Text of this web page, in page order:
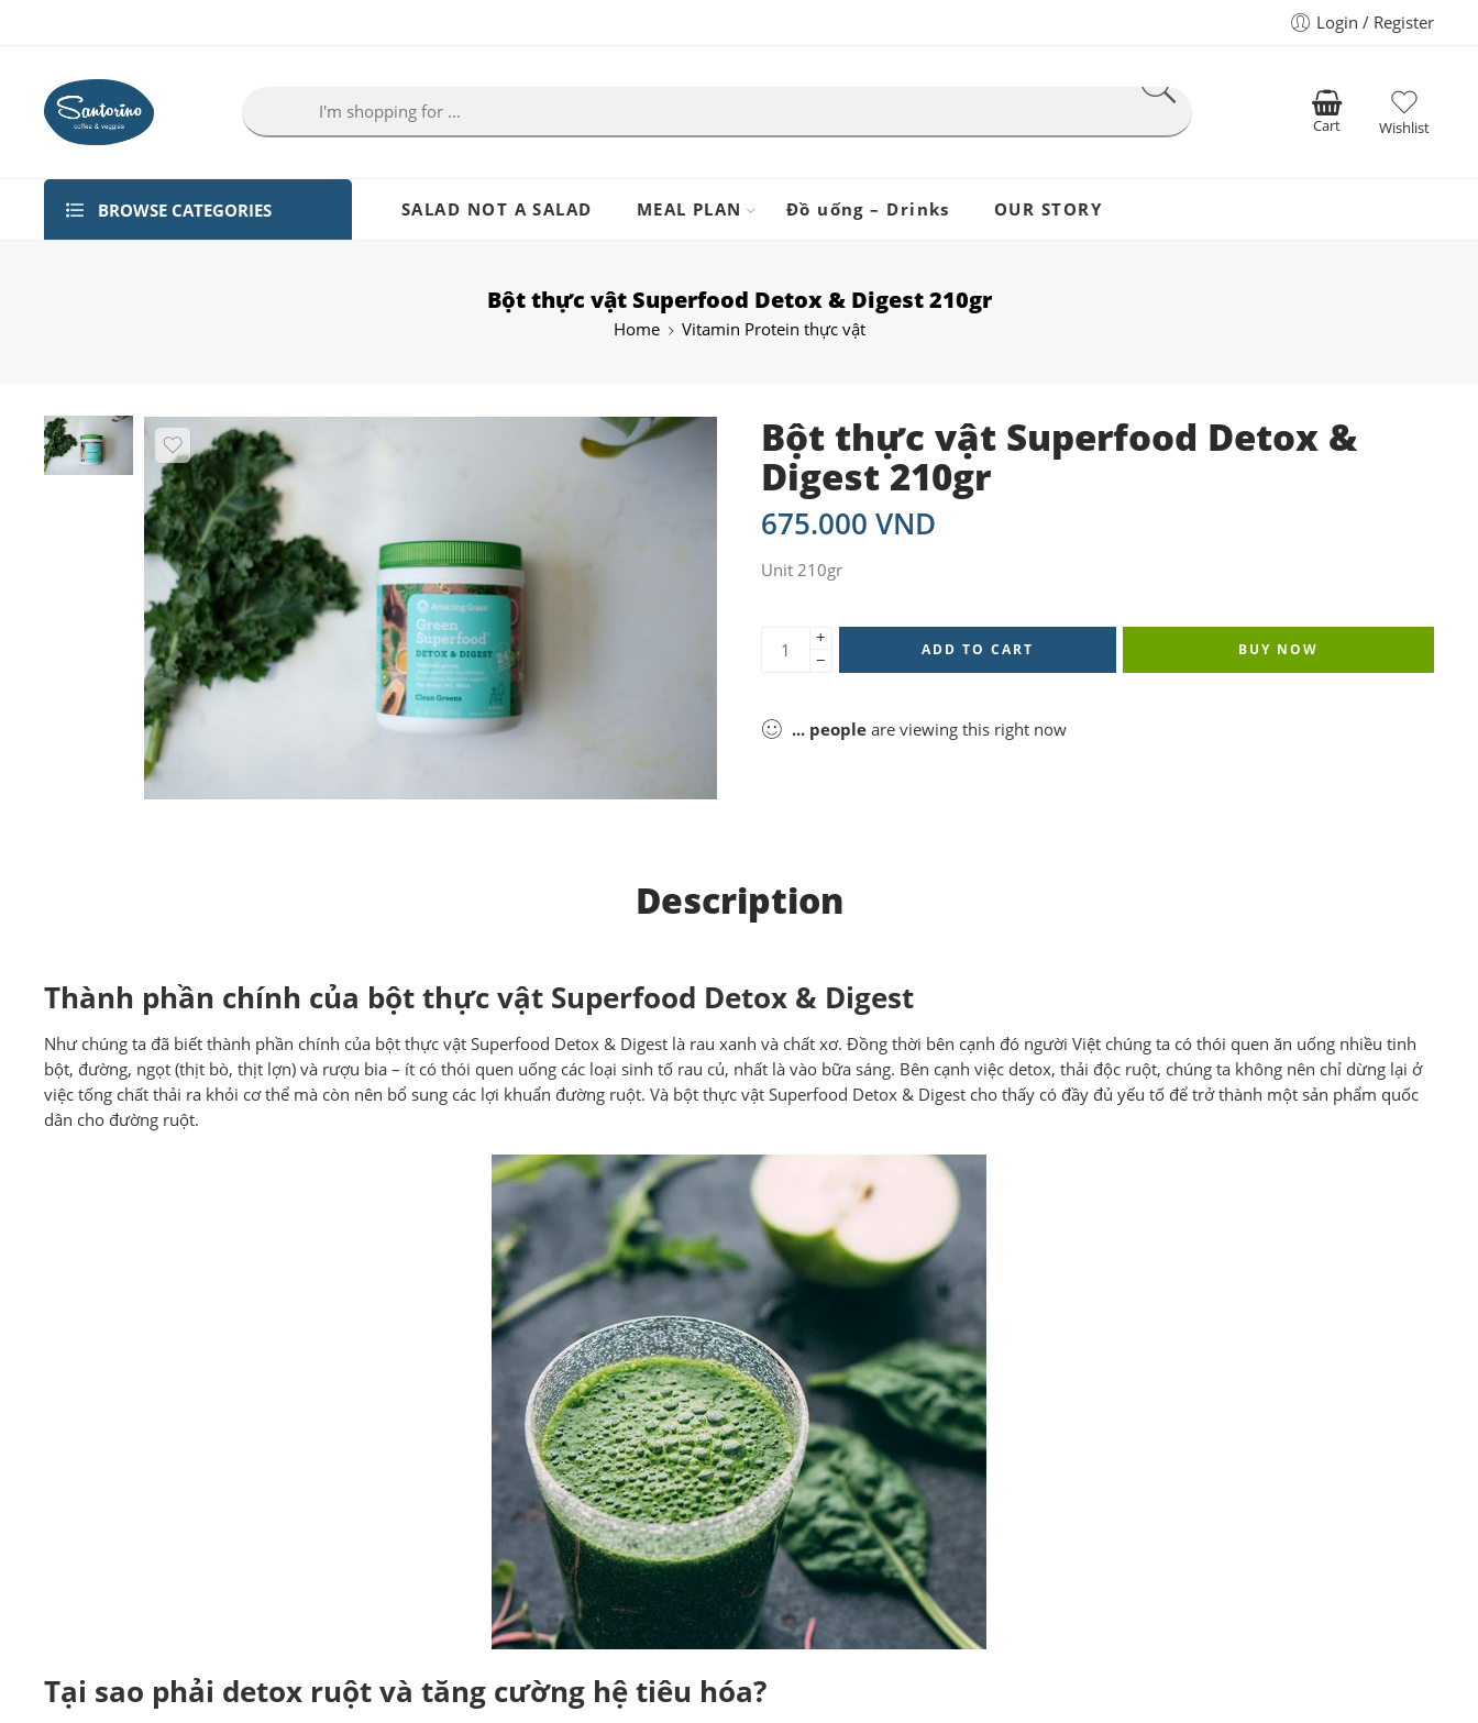
Login / Register
Cart Wishlist
BROWSE CATEGORIES SALAD NOT A SALAD MEAL PLAN Đồ uống – Drinks OUR STORY
Bột thực vật Superfood Detox & Digest 210gr
Home Vitamin Protein thực vật
Bột thực vật Superfood Detox &
Digest 210gr
675.000 VND
Unit 210gr
+
−
ADD TO CART BUY NOW
... people are viewing this right now
Description
Thành phần chính của bột thực vật Superfood Detox & Digest
Như chúng ta đã biết thành phần chính của bột thực vật Superfood Detox & Digest là rau xanh và chất xơ. Đồng thời bên cạnh đó người Việt chúng ta có thói quen ăn uống nhiều tinh
bột, đường, ngọt (thịt bò, thịt lợn) và rượu bia – ít có thói quen uống các loại sinh tố rau củ, nhất là vào bữa sáng. Bên cạnh việc detox, thải độc ruột, chúng ta không nên chỉ dừng lại ở
việc tống chất thải ra khỏi cơ thể mà còn nên bổ sung các lợi khuẩn đường ruột. Và bột thực vật Superfood Detox & Digest cho thấy có đầy đủ yếu tố để trở thành một sản phẩm quốc
dân cho đường ruột.
Tại sao phải detox ruột và tăng cường hệ tiêu hóa?